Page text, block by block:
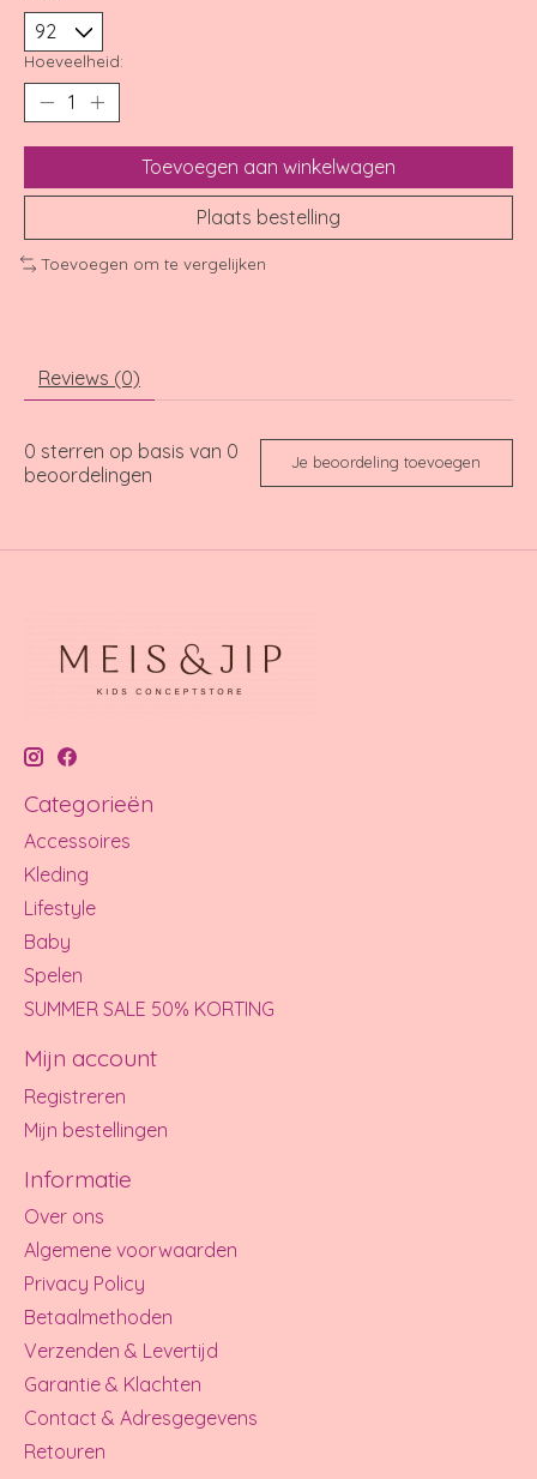
Hoeveelheid:
Toevoegen aan winkelwagen
Plaats bestelling
Toevoegen om te vergelijken
Reviews (0)
0 sterren op basis van 0
beoordelingen
Je beoordeling toevoegen
Categorieën
Accessoires
Kleding
Lifestyle
Baby
Spelen
SUMMER SALE 50% KORTING
Mijn account
Registreren
Mijn bestellingen
Informatie
Over ons
Algemene voorwaarden
Privacy Policy
Betaalmethoden
Verzenden & Levertijd
Garantie & Klachten
Contact & Adresgegevens
Retouren